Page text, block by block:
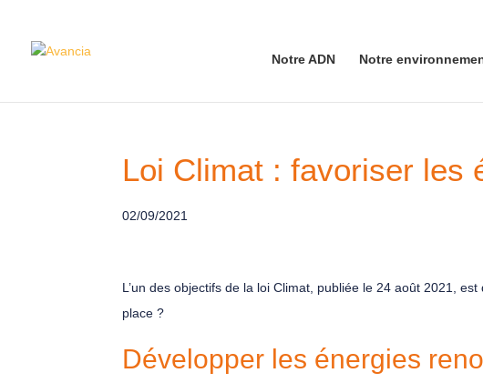
Notre ADN Notre
Loi Climat : favoriser les
02/09/2021
L’un des objectifs de la loi Climat, publiée le 24 août 2021,
place ?
Développer les énergies